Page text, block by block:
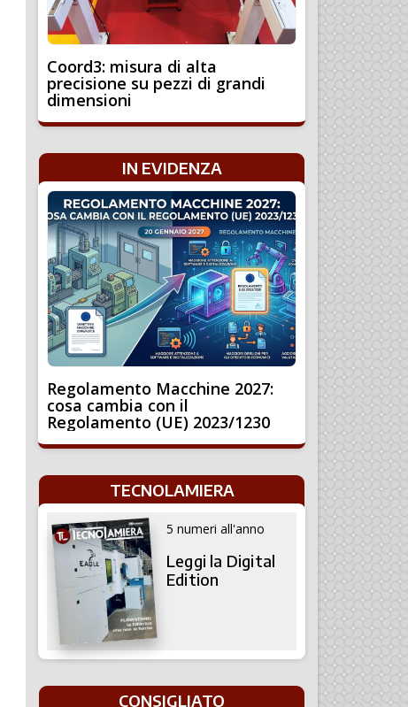
Coord3: misura di alta
precisione su pezzi di grandi
dimensioni
IN EVIDENZA
Regolamento Macchine 2027:
cosa cambia con il
Regolamento (UE) 2023/1230
TECNOLAMIERA
5 numeri all'anno
Leggi la Digital
Edition
CONSIGLIATO